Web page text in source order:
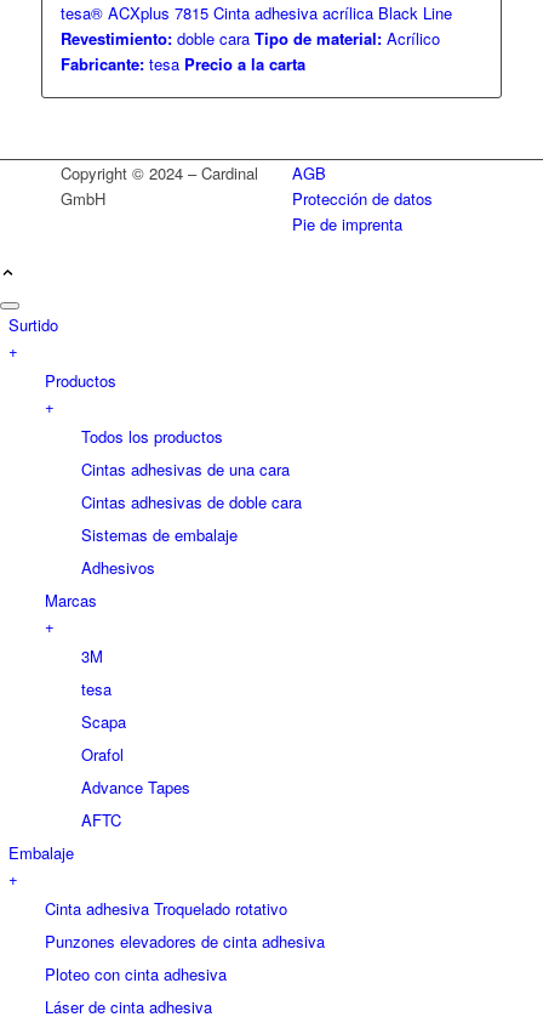
tesa® ACXplus 7815 Cinta adhesiva acrílica Black Line
Revestimiento:doble cara Tipo de material:Acrílico
Fabricante:tesa Precio a la carta
Copyright © 2024 – Cardinal
GmbH
AGB
Protección de datos
Pie de imprenta
Surtido
+
Productos
+
Todos los productos
Cintas adhesivas de una cara
Cintas adhesivas de doble cara
Sistemas de embalaje
Adhesivos
Marcas
+
3M
tesa
Scapa
Orafol
Advance Tapes
AFTC
Embalaje
+
Cinta adhesiva Troquelado rotativo
Punzones elevadores de cinta adhesiva
Ploteo con cinta adhesiva
Láser de cinta adhesiva